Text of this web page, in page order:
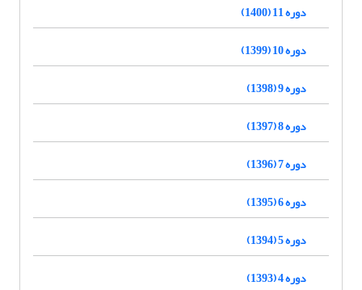
دوره 11 (1400)
دوره 10 (1399)
دوره 9 (1398)
دوره 8 (1397)
دوره 7 (1396)
دوره 6 (1395)
دوره 5 (1394)
دوره 4 (1393)